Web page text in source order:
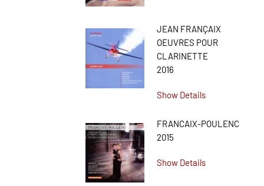
JEAN FRANÇAIX
OEUVRES POUR
CLARINETTE
2016
Show Details
FRANCAIX-POULENC
2015
Show Details